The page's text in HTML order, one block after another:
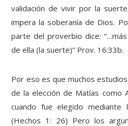
validación de vivir por la
impera la soberanía de Dios.
parte del proverbio dice:
de ella (la suerte)” Prov. 16:33b.
Por eso es que muchos
de la elección de Matías como
cuando fue elegido
(Hechos 1: 26) Pero los